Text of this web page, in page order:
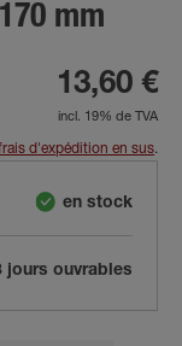
mm
13,60 €
incl. 19% de TVA
d'expédition en sus.
en stock
jours ouvrables